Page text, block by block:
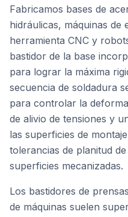
Fabricamos bases de
hidráulicas, máquinas de
herramienta CNC y
bastidor de la base
para lograr la máxima
secuencia de soldadura
para controlar la
de alivio de tensiones y
las superficies de
tolerancias de planitud
superficies mecanizadas.
Los bastidores de
de máquinas suelen